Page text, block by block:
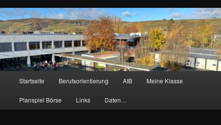
Startseite Berufsorientierung AIB Meine Klasse
Planspiel Börse Links Daten…